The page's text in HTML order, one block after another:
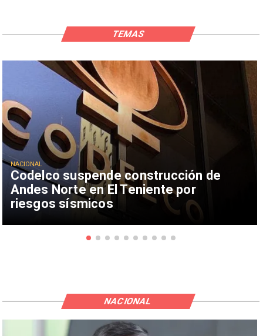
Codelco suspende construcción de
Andes Norte en El Teniente por
riesgos sísmicos
NACIONAL
TEMAS
NACIONAL